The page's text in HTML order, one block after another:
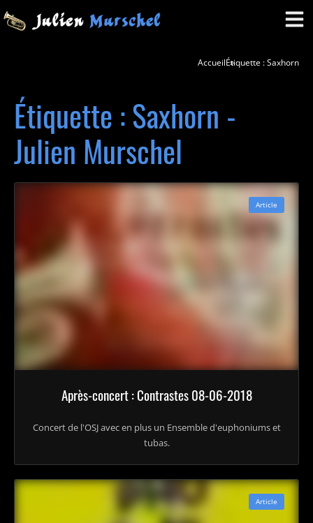
AccueilÉtiquette : Saxhorn
Étiquette : Saxhorn -
Julien Murschel
Article
Après-concert : Contrastes 08-06-2018
Concert de l'OSJ avec en plus un Ensemble d'euphoniums et
tubas.
Article